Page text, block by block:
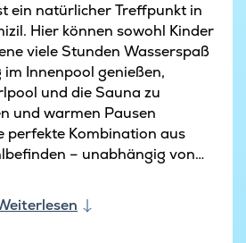
ein natürlicher Treffpunkt in
Hier können sowohl Kinder
viele Stunden Wasserspaß
Innenpool genießen,
und die Sauna zu
und warmen Pausen
perfekte Kombination aus
– unabhängig von
einen freundschaftlichen